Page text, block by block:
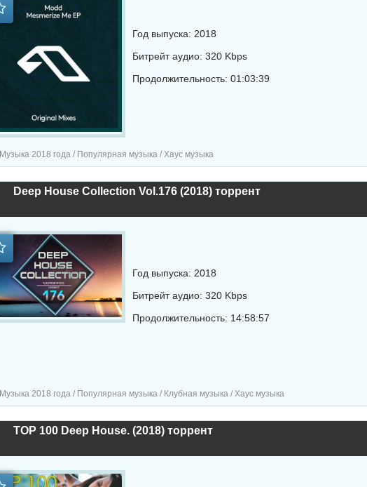
Год выпуска: 2018
Битрейт аудио: 320 Kbps
Продолжительность: 01:03:39
Музыка 2018 года / Популярная музыка / Хаус музыка
Deep House Collection Vol.176 (2018) торрент
Год выпуска: 2018
Битрейт аудио: 320 Kbps
Продолжительность: 14:58:57
Музыка 2018 года / Популярная музыка / Клубная музыка / Хаус музыка
TOP 100 Deep House. (2018) торрент